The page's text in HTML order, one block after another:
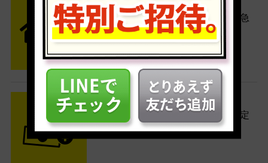
送料無料でご自宅から発送！佐川急
便がご自宅まで引き取りに伺いま
す。
STEP3 ご入金
査定結果はメールでお知らせ。査定
結果がOKなら金額をお支払い！